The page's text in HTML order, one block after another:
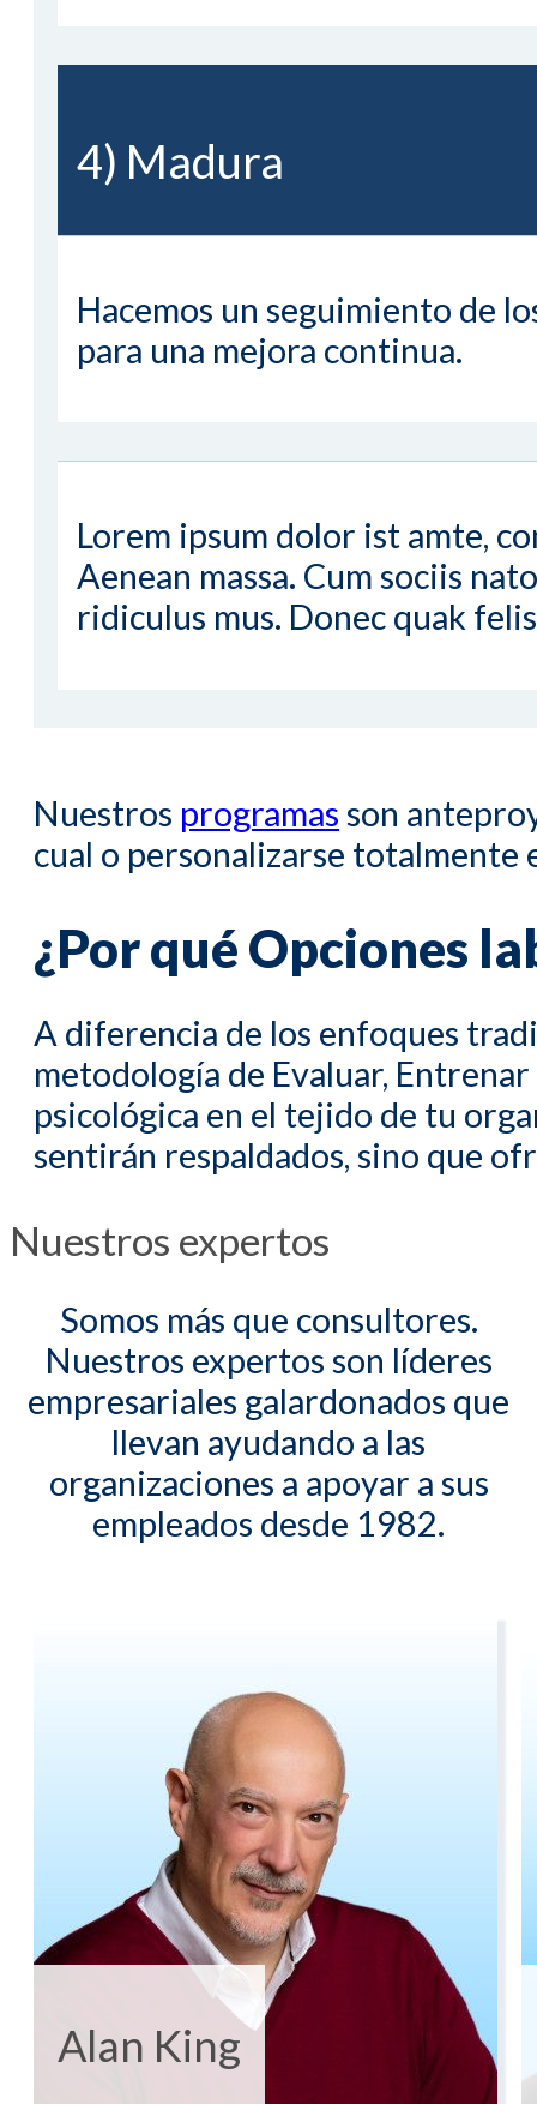
4) Madura
Hacemos un seguimiento de
para una mejora continua.
Lorem ipsum dolor ist amte,
Aenean massa. Cum sociis
ridiculus mus. Donec quak
Nuestros programas son
cual o personalizarse totalmente
¿Por qué Opciones
A diferencia de los enfoques
metodología de Evaluar,
psicológica en el tejido de tu
sentirán respaldados, sino que
Nuestros expertos
Somos más que consultores.
Nuestros expertos son líderes
empresariales galardonados que
llevan ayudando a las
organizaciones a apoyar a sus
empleados desde 1982.
Alan King